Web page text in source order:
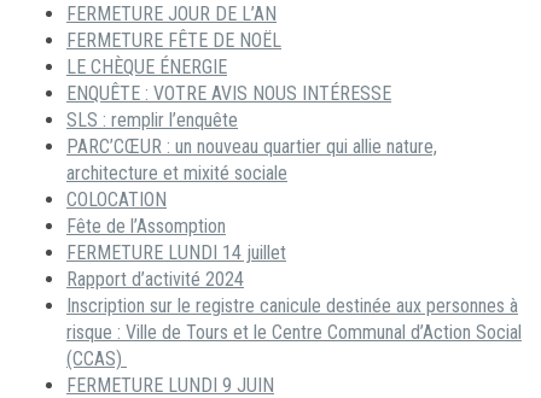
FERMETURE JOUR DE L’AN
FERMETURE FÊTE DE NOËL
LE CHÈQUE ÉNERGIE
ENQUÊTE : VOTRE AVIS NOUS INTÉRESSE
SLS : remplir l’enquête
PARC’CŒUR : un nouveau quartier qui allie nature,
architecture et mixité sociale
COLOCATION
Fête de l’Assomption
FERMETURE LUNDI 14 juillet
Rapport d’activité 2024
Inscription sur le registre canicule destinée aux personnes à
risque : Ville de Tours et le Centre Communal d’Action Social
(CCAS)
FERMETURE LUNDI 9 JUIN